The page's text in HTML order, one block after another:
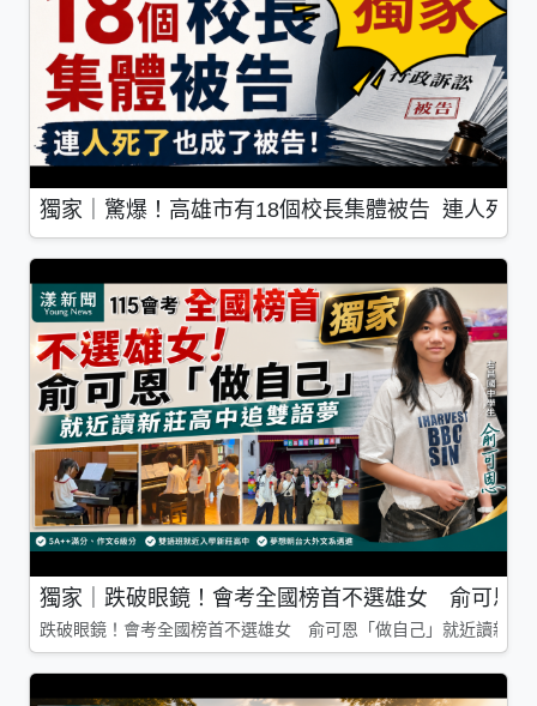
獨家｜驚爆！高雄市有18個校長集體被告 連人死了
獨家｜跌破眼鏡！會考全國榜首不選雄女 俞可恩
跌破眼鏡！會考全國榜首不選雄女 俞可恩「做自己」就近讀新莊